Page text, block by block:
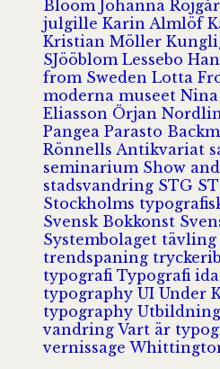
Bloom Johanna
julgille Karin Almlöf
Kristian Möller
SJööblom Lessebo
from Sweden Lotta
moderna museet
Eliasson Örjan
Pangea Parasto
Rönnells Antikvariat
seminarium Show
stadsvandring STG
Stockholms
Svensk Bokkonst
Systembolaget tävling
trendspaning
typografi Typografi
typography UI Under
typography Utbildning
vandring Vart är
vernissage